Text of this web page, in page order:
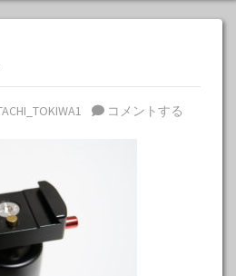
by コメントする